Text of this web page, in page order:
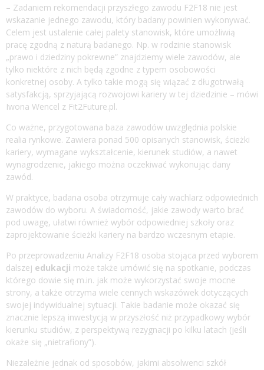
– Zadaniem rekomendacji przyszłego zawodu F2F18 nie jest
wskazanie jednego zawodu, który badany powinien wykonywać.
Celem jest ustalenie całej palety stanowisk, które umożliwią
pracę zgodną z naturą badanego. Np. w rodzinie stanowisk
„prawo i dziedziny pokrewne” znajdziemy wiele zawodów, ale
tylko niektóre z nich będą zgodne z typem osobowości
konkretnej osoby. A tylko takie mogą się wiązać z długotrwałą
satysfakcją, sprzyjającą rozwojowi kariery w tej dziedzinie – mówi
Iwona Wencel z Fit2Future.pl.
Co ważne, przygotowana baza zawodów uwzględnia polskie
realia rynkowe. Zawiera ponad 500 opisanych stanowisk, ścieżki
kariery, wymagane wykształcenie, kierunek studiów, a nawet
wynagrodzenie, jakiego można oczekiwać wykonując dany
zawód.
W praktyce, badana osoba otrzymuje cały wachlarz odpowiednich
zawodów do wyboru. A świadomość, jakie zawody warto brać
pod uwagę, ułatwi również wybór odpowiedniej szkoły oraz
zaprojektowanie ścieżki kariery na bardzo wczesnym etapie.
Po przeprowadzeniu Analizy F2F18 osoba stojąca przed wyborem
dalszej edukacji może także umówić się na spotkanie, podczas
którego dowie się m.in. jak może wykorzystać swoje mocne
strony, a także otrzyma wiele cennych wskazówek dotyczących
swojej indywidualnej sytuacji. Takie badanie może okazać się
znacznie lepszą inwestycją w przyszłość niż przypadkowy wybór
kierunku studiów, z perspektywą rezygnacji po kilku latach (jeśli
okaże się „nietrafiony”).
Niezależnie jednak od sposobów, jakimi absolwenci szkół